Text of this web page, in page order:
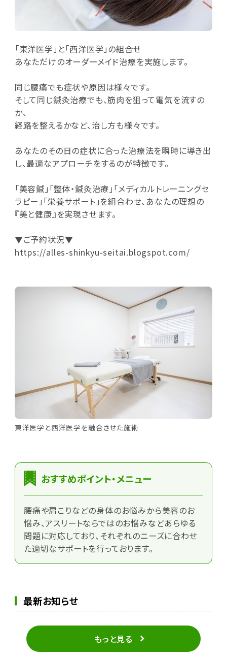
「東洋医学」と「西洋医学」の組合せ
あなただけのオーダーメイド治療を実施します。
同じ腰痛でも症状や原因は様々です。
そして同じ鍼灸治療でも、筋肉を狙って電気を流すの
か、
経路を整えるかなど、治し方も様々です。
あなたのその日の症状に合った治療法を瞬時に導き出
し、最適なアプローチをするのが特徴です。
「美容鍼」「整体・鍼灸治療」「メディカルトレーニングセ
ラピー」「栄養サポート」を組合わせ、あなたの理想の
『美と健康』を実現させます。
▼ご予約状況▼
https://alles-shinkyu-seitai.blogspot.com/
東洋医学と西洋医学を融合させた施術
おすすめポイント・メニュー
腰痛や肩こりなどの身体のお悩みから美容のお
悩み、アスリートならではのお悩みなどあらゆる
問題に対応しており、それぞれのニーズに合わせ
た適切なサポートを行っております。
最新お知らせ
もっと見る